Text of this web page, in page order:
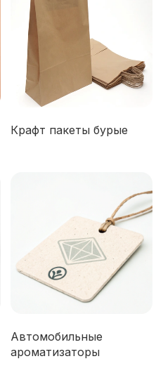
Крафт пакеты бурые
Автомобильные
ароматизаторы